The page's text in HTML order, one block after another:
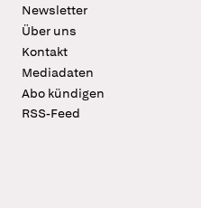
Newsletter
Über uns
Kontakt
Mediadaten
Abo kündigen
RSS-Feed